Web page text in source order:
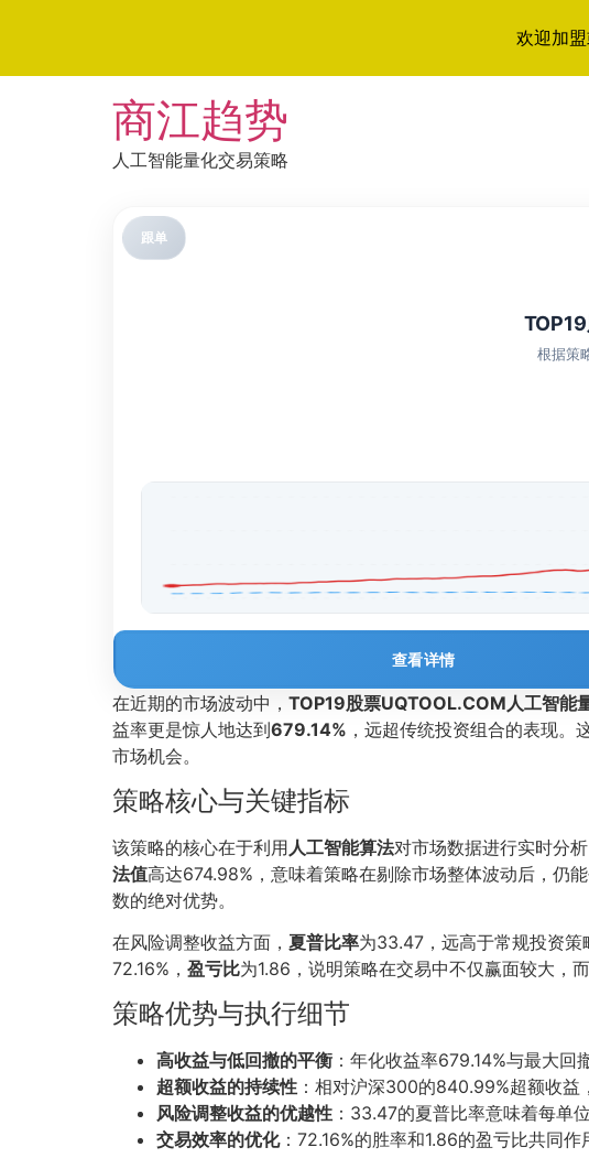
商江趋势
人工智能量化交易策略
跟单
根据策
查看详情
在近期的市场波动中， TOP19股票UQTOOL.COM人工智能
益率更是惊人地达到679.14% ，远超传统投资组合的表现
市场机会。
策略核心与关键指标
该策略的核心在于利用 人工智能算法对市场数据进行实时分
法值高达674.98%，意味着策略在剔除市场整体波动后，仍
数的绝对优势。
在风险调整收益方面， 夏普比率为33.47，远高于常规投资
72.16%， 盈亏比为1.86，说明策略在交易中不仅赢面较大，
策略优势与执行细节
高收益与低回撤的平衡 ：年化收益率679.14%与最大
超额收益的持续性 ：相对沪深300的840.99%超额收益
风险调整收益的优越性 ：33.47的夏普比率意味着每单
交易效率的优化：72.16%的胜率和1.86的盈亏比共同
欢迎加